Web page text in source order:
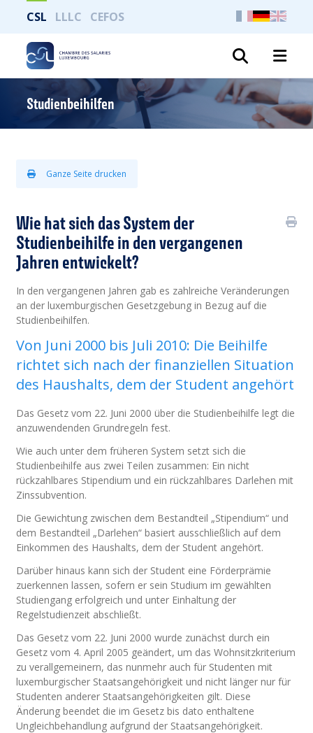
CSL LLLC CEFOS
Studienbeihilfen
Ganze Seite drucken
Wie hat sich das System der
Studienbeihilfe in den vergangenen
Jahren entwickelt?
In den vergangenen Jahren gab es zahlreiche Veränderungen
an der luxemburgischen Gesetzgebung in Bezug auf die
Studienbeihilfen.
Von Juni 2000 bis Juli 2010: Die Beihilfe
richtet sich nach der finanziellen Situation
des Haushalts, dem der Student angehört
Das Gesetz vom 22. Juni 2000 über die Studienbeihilfe legt die
anzuwendenden Grundregeln fest.
Wie auch unter dem früheren System setzt sich die
Studienbeihilfe aus zwei Teilen zusammen: Ein nicht
rückzahlbares Stipendium und ein rückzahlbares Darlehen mit
Zinssubvention.
Die Gewichtung zwischen dem Bestandteil „Stipendium“ und
dem Bestandteil „Darlehen“ basiert ausschließlich auf dem
Einkommen des Haushalts, dem der Student angehört.
Darüber hinaus kann sich der Student eine Förderprämie
zuerkennen lassen, sofern er sein Studium im gewählten
Studiengang erfolgreich und unter Einhaltung der
Regelstudienzeit abschließt.
Das Gesetz vom 22. Juni 2000 wurde zunächst durch ein
Gesetz vom 4. April 2005 geändert, um das Wohnsitzkriterium
zu verallgemeinern, das nunmehr auch für Studenten mit
luxemburgischer Staatsangehörigkeit und nicht länger nur für
Studenten anderer Staatsangehörigkeiten gilt. Diese
Änderung beendet die im Gesetz bis dato enthaltene
Ungleichbehandlung aufgrund der Staatsangehörigkeit.